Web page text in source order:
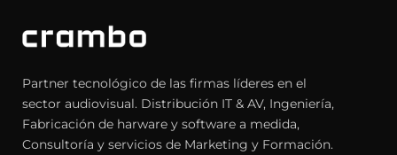
Partner tecnológico de las firmas líderes en el
sector audiovisual. Distribución IT & AV, Ingeniería,
Fabricación de harware y software a medida,
Consultoría y servicios de Marketing y Formación.